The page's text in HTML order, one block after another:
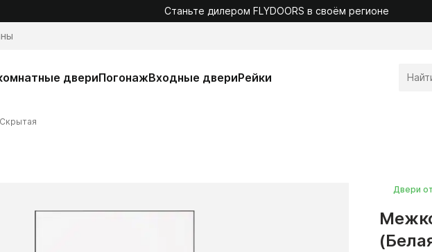
Станьте дилером FLYDOORS в своём регионе
двериПогонажВходные двериРейки
Двери